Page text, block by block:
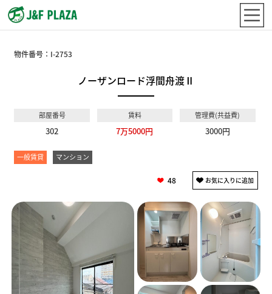
物件番号： I-2753
ノーザンロード浮間舟渡Ⅱ
部屋番号
302
賃料
7万5000円
管理費(共益費)
3000円
一般賃貸 マンション
48